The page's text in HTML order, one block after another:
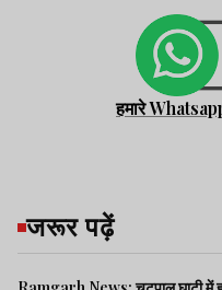
हमारे
जरूर पढ़ें